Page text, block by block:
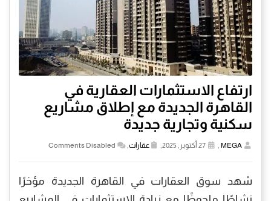
ارتفاع الاستثمارات العقارية في
القاهرة الجديدة مع إطلاق مشاريع
سكنية وتجارية جديدة
MEGA
, عقارات,
Comments Disabled
شهد سوق العقارات في القاهرة الجديدة مؤخرًا